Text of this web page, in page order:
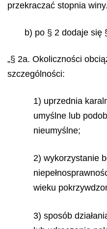
przekraczać stopnia
b) po § 2 dodaje się
„§ 2a. Okoliczności
szczególności:
1) uprzednia
umyślne lub
nieumyślne;
2) wykorzystanie
wieku
3) sposób